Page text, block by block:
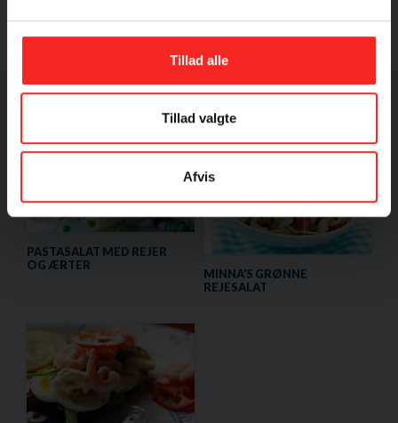
Tillad alle
Tillad valgte
Afvis
Andre opskrifter med samme fisk
PASTASALAT MED REJER
OG ÆRTER
MINNA’S GRØNNE
REJESALAT